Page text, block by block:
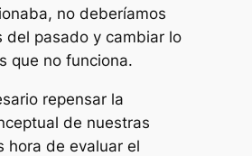
no deberíamos
del pasado y cambiar lo
que no funciona.
repensar la
de nuestras
hora de evaluar el